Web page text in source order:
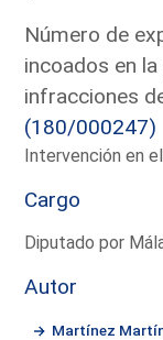
Número de
incoados en
infracciones
(180/000247)
Intervención en
Cargo
Diputado por
Autor
Martínez